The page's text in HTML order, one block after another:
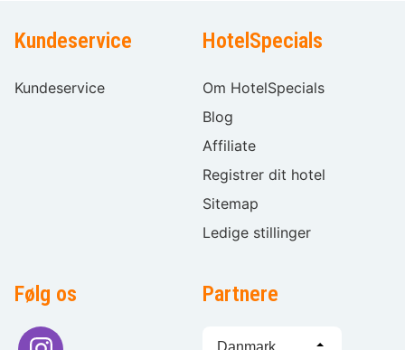
Kundeservice
Kundeservice
HotelSpecials
Om HotelSpecials
Blog
Affiliate
Registrer dit hotel
Sitemap
Ledige stillinger
Følg os Partnere